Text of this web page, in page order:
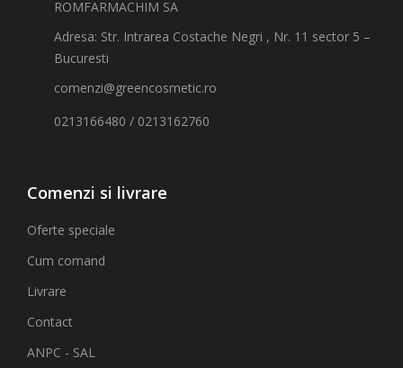
ROMFARMACHIM SA
Adresa: Str. Intrarea Costache Negri , Nr. 11 sector 5 –
Bucuresti
comenzi@greencosmetic.ro
0213166480 / 0213162760
Comenzi si livrare
Oferte speciale
Cum comand
Livrare
Contact
ANPC - SAL